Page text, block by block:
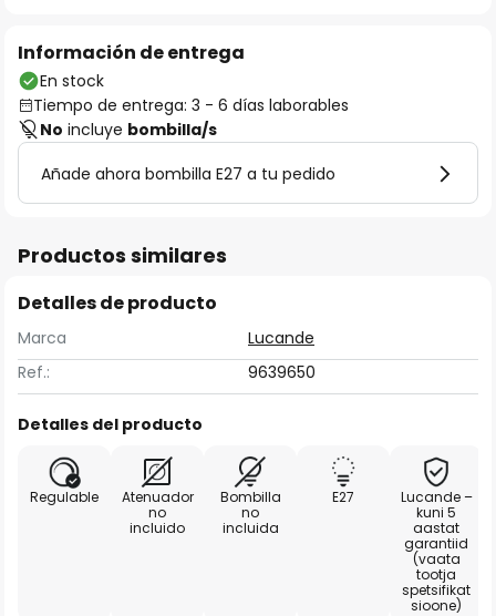
Información de entrega
En stock
Tiempo de entrega: 3 - 6 días laborables
No incluye bombilla/s
Añade ahora bombilla E27 a tu pedido
Productos similares
Detalles de producto
Marca
Lucande
Ref.:
9639650
Detalles del producto
Regulable
Atenuador
no
incluido
Bombilla
no
incluida
E27
Lucande –
kuni 5
aastat
garantiid
(vaata
tootja
spetsifikat
sioone)